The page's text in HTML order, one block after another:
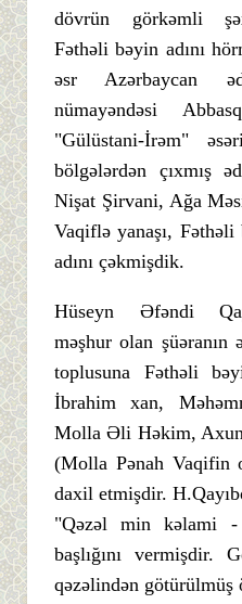
dövrün görkəmli
Fəthəli bəyin adını
əsr Azərbaycan
nümayəndəsi
"Gülüstani-İrəm"
bölgələrdən çıxmış
Nişat Şirvani, Ağa
Vaqiflə yanaşı,
adını çəkmişdik.
Hüseyn Əfəndi
məşhur olan şüəranın
toplusuna Fəthəli
İbrahim xan,
Molla Əli Həkim,
(Molla Pənah Vaqifin
daxil etmişdir.
"Qəzəl min kəlami
başlığını vermişdir.
qəzəlindən götürülmüş